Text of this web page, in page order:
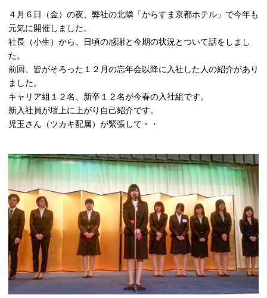
４月６日（金）の夜、弊社の北隣「からすま京都ホテル」で今年も
元気に開催しました。
社長（小生）から、日頃の感謝と今期の状況とついて話をしまし
た。
前回、皆がそろった１２月の忘年会以降に入社した人の紹介があり
ました。
キャリア組１２名、新卒１２名が今春の入社組です。
新入社員が壇上に上がり自己紹介です。
児玉さん（ツカキ配属）が緊張して・・